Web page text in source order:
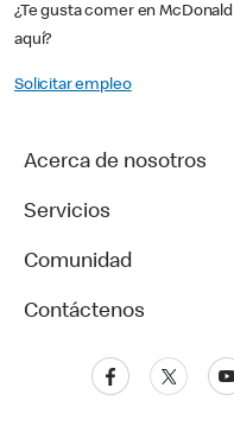
¿Te gusta comer en
aquí?
Solicitar empleo
Acerca de nosotros
Servicios
Comunidad
Contáctenos